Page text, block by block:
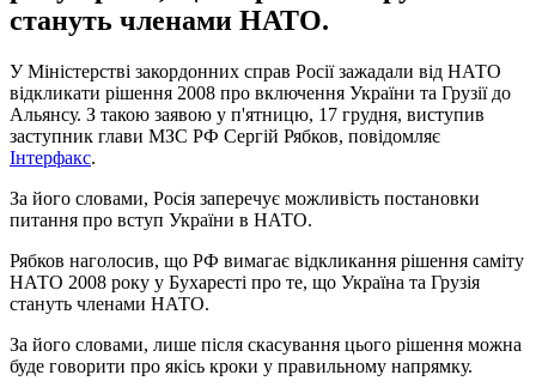
стануть членами НАТО.
У Міністерстві закордонних справ Росії зажадали від НАТО
відкликати рішення 2008 про включення України та Грузії до
Альянсу. З такою заявою у п'ятницю, 17 грудня, виступив
заступник глави МЗС РФ Сергій Рябков, повідомляє
Інтерфакс.
За його словами, Росія заперечує можливість постановки
питання про вступ України в НАТО.
Рябков наголосив, що РФ вимагає відкликання рішення саміту
НАТО 2008 року у Бухаресті про те, що Україна та Грузія
стануть членами НАТО.
За його словами, лише після скасування цього рішення можна
буде говорити про якісь кроки у правильному напрямку.